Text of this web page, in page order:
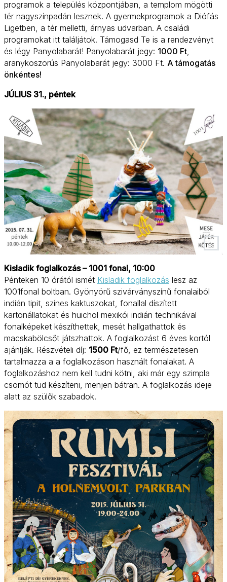
programok a település központjában, a templom mögötti
tér nagyszínpadán lesznek. A gyermekprogramok a Diófás
Ligetben, a tér melletti, árnyas udvarban. A családi
programokat itt találjátok. Támogasd Te is a rendezvényt
és légy Panyolabarát! Panyolabarát jegy: 1000 Ft,
aranykoszorús Panyolabarát jegy: 3000 Ft. A támogatás
önkéntes!
JÚLIUS 31., péntek
Kisladik foglalkozás – 1001 fonal, 10:00
Pénteken 10 órától ismét Kisladik foglalkozás lesz az
1001fonal boltban. Gyönyörű szivárványszínű fonalaiból
indián tipit, színes kaktuszokat, fonallal díszített
kartonállatokat és huichol mexikói indián technikával
fonalképeket készíthettek, mesét hallgathattok és
macskabölcsőt játszhattok. A foglalkozást 6 éves kortól
ajánlják. Részvételi díj: 1500 Ft/fő, ez természetesen
tartalmazza a a foglalkozáson használt fonalakat. A
foglalkozáshoz nem kell tudni kötni, aki már egy szimpla
csomót tud készíteni, menjen bátran. A foglalkozás ideje
alatt az szülők szabadok.